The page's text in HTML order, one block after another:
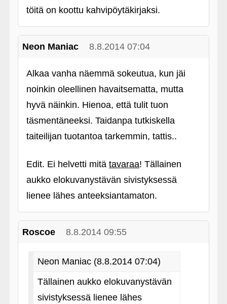
töitä on koottu kahvipöytäkirjaksi.
Neon Maniac 8.8.2014 07:04
Alkaa vanha näemmä sokeutua, kun jäi
noinkin oleellinen havaitsematta, mutta
hyvä näinkin. Hienoa, että tulit tuon
täsmentäneeksi. Taidanpa tutkiskella
taiteilijan tuotantoa tarkemmin, tattis..
Edit. Ei helvetti mitä tavaraa! Tällainen
aukko elokuvanystävän sivistyksessä
lienee lähes anteeksiantamaton.
Roscoe 8.8.2014 09:55
Neon Maniac (8.8.2014 07:04)
Tällainen aukko elokuvanystävän
sivistyksessä lienee lähes